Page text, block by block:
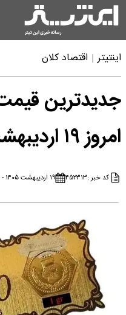
اینتیتر اقتصاد کلان
جدیدترین
امروز ۱۹ اردیبهشت ۱۴۰۵
کد خبر :۴۵۲۳۱۳ ۱۹ اردیبهشت ۱۴۰۵ - ۱۳:۱۷